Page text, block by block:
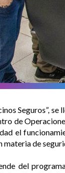
Seguros”,
de
el
materia de
del